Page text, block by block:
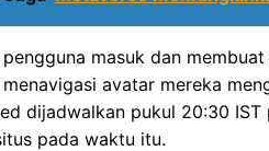
pengguna masuk dan
avatar mereka
dijadwalkan pukul 20:30
pada waktu itu.